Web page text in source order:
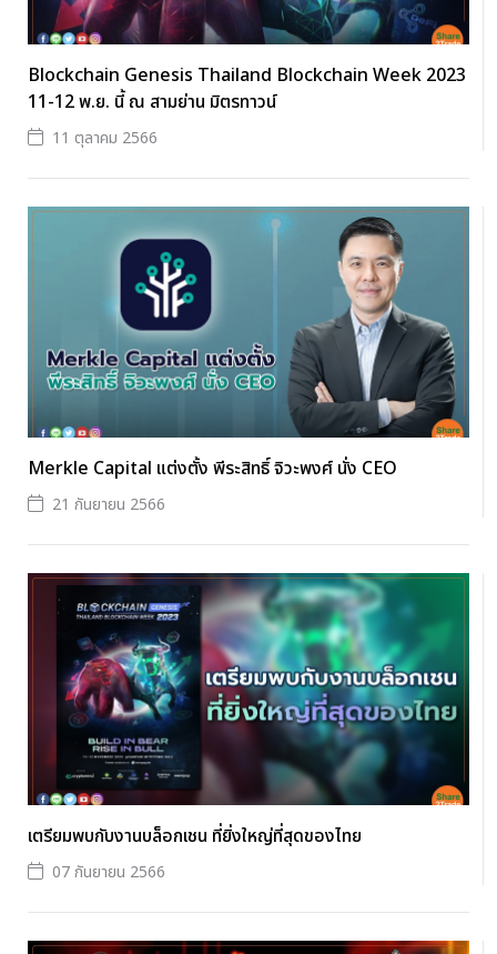
Blockchain Genesis Thailand Blockchain Week 2023
11-12 พ.ย. นี้ ณ สามย่าน มิตรทาวน์
11 ตุลาคม 2566
Merkle Capital แต่งตั้ง พีระสิทธิ์ จิวะพงศ์ นั่ง CEO
21 กันยายน 2566
เตรียมพบกับงานบล็อกเชน ที่ยิ่งใหญ่ที่สุดของไทย
07 กันยายน 2566